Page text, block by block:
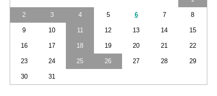
2 3 4 5 6 7 8
9 10 11 12 13 14 15
16 17 18 19 20 21 22
23 24 25 26 27 28 29
30 31